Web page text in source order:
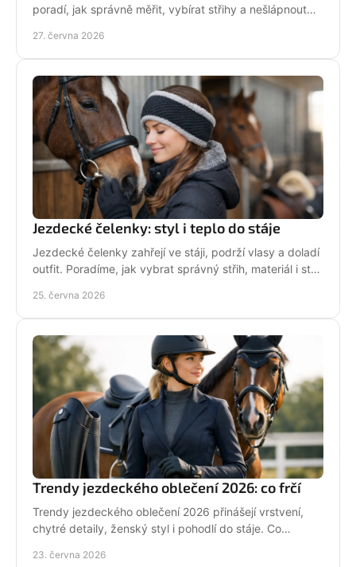
poradí, jak správně měřit, vybírat střihy a nešlápnout
27. června 2026
Jezdecké čelenky: styl i teplo do stáje
Jezdecké čelenky zahřejí ve stáji, podrží vlasy a doladí
outfit. Poradíme, jak vybrat správný střih, materiál i styl
25. června 2026
Trendy jezdeckého oblečení 2026: co frčí
Trendy jezdeckého oblečení 2026 přinášejí vrstvení,
chytré detaily, ženský styl i pohodlí do stáje. Co
23. června 2026